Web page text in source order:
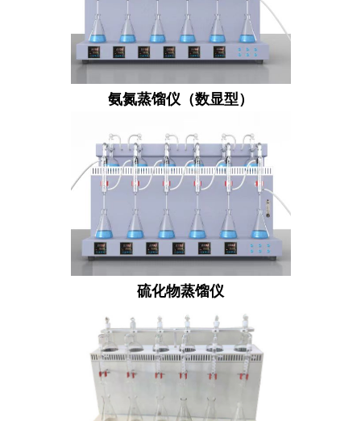
氨氮蒸馏仪（数显型）
硫化物蒸馏仪